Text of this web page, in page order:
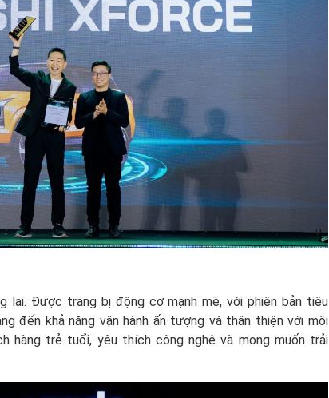
Được trang bị động cơ mạnh mẽ, với phiên bản tiêu
đến khả năng vận hành ấn tượng và thân thiện với môi
hàng trẻ tuổi, yêu thích công nghệ và mong muốn trải